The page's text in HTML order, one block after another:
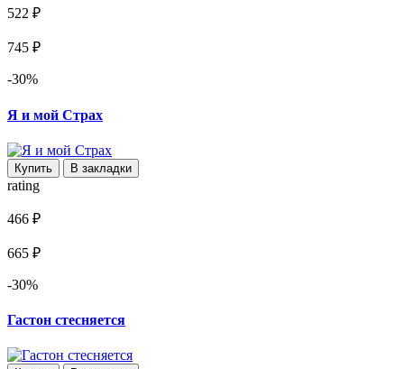
522 ₽
745 ₽
-30%
Я и мой Страх
Купить В закладки
rating
466 ₽
665 ₽
-30%
Гастон стесняется